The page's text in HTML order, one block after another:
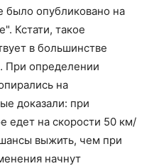
было опубликовано на
Кстати, такое
в большинстве
При определении
на
доказали: при
едет на скорости 50 км/
выжить, чем при
начнут